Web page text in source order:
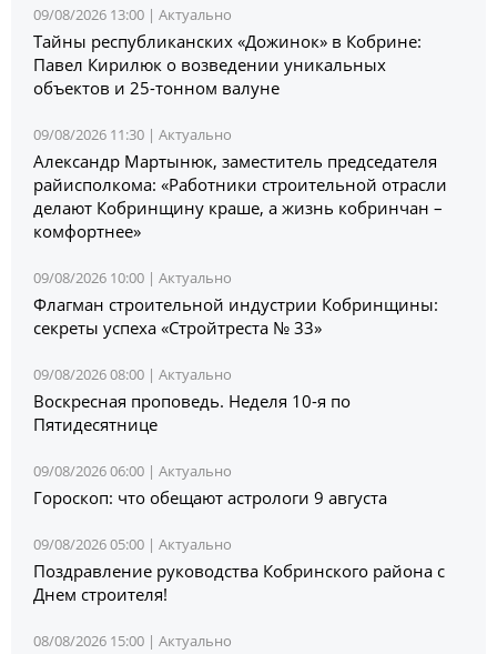
09/08/2026 13:00 | Актуально
Тайны республиканских «Дожинок» в Кобрине:
Павел Кирилюк о возведении уникальных
объектов и 25-тонном валуне
09/08/2026 11:30 | Актуально
Александр Мартынюк, заместитель председателя
райисполкома: «Работники строительной отрасли
делают Кобринщину краше, а жизнь кобринчан –
комфортнее»
09/08/2026 10:00 | Актуально
Флагман строительной индустрии Кобринщины:
секреты успеха «Стройтреста № 33»
09/08/2026 08:00 | Актуально
Воскресная проповедь. Неделя 10-я по
Пятидесятнице
09/08/2026 06:00 | Актуально
Гороскоп: что обещают астрологи 9 августа
09/08/2026 05:00 | Актуально
Поздравление руководства Кобринского района с
Днем строителя!
08/08/2026 15:00 | Актуально